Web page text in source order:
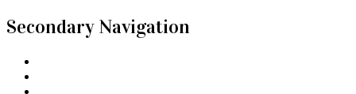
Secondary Navigation